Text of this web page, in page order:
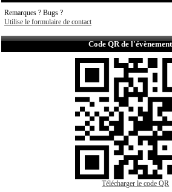
Remarques ? Bugs ?
Utilise le formulaire de contact
Code QR de
Télécharger le code QR